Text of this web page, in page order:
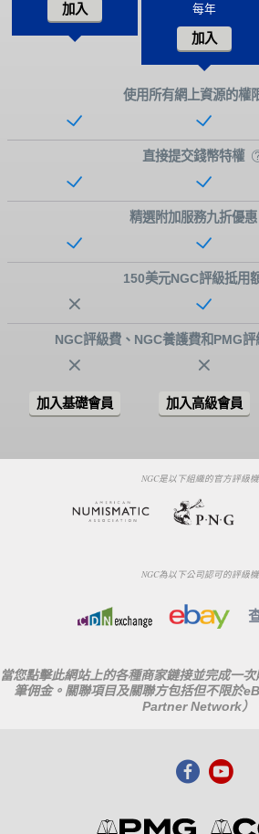
加入 每年
加入
使用所有網上資源的權
直接提交錢幣特權
精選附加服務九折優惠
150美元NGC評級抵用
NGC評級費、NGC養護費和PMG
加入基礎會員 加入高級會員
NGC是以下組織的官方評級
NGC為以下公司認可的評級
當您點擊此網站上的各種商家鏈接並完成一
筆佣金。關聯項目及關聯方包括但不限於
Partner Network）